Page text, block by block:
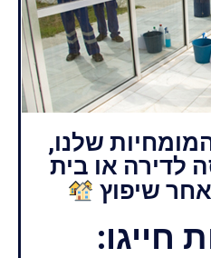
המומחיות שלנו,
לדירה או בית
שיפוץ
חייגו: